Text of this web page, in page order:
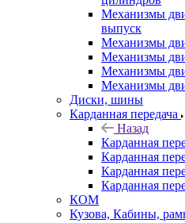
Механизмы
выпуск
Механизмы
Механизмы
Механизмы
Механизмы
Диски, шины
Карданная передача
Назад
Карданная
Карданная
Карданная
Карданная
КОМ
Кузова, Кабины,